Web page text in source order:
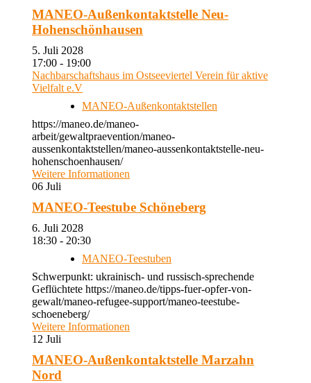
MANEO-Außenkontaktstelle Neu-
Hohenschönhausen
5. Juli 2028
17:00 - 19:00
Nachbarschaftshaus im Ostseeviertel Verein für aktive
Vielfalt e.V
MANEO-Außenkontaktstellen
https://maneo.de/maneo-
arbeit/gewaltpraevention/maneo-
aussenkontaktstellen/maneo-aussenkontaktstelle-neu-
hohenschoenhausen/
Weitere Informationen
06 Juli
MANEO-Teestube Schöneberg
6. Juli 2028
18:30 - 20:30
MANEO-Teestuben
Schwerpunkt: ukrainisch- und russisch-sprechende
Geflüchtete https://maneo.de/tipps-fuer-opfer-von-
gewalt/maneo-refugee-support/maneo-teestube-
schoeneberg/
Weitere Informationen
12 Juli
MANEO-Außenkontaktstelle Marzahn
Nord